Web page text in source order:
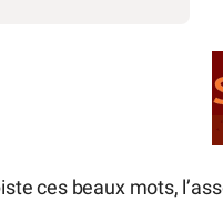
ces beaux mots,